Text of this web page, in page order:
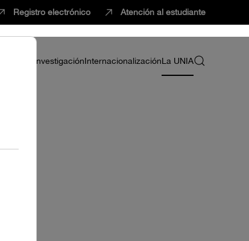
Registro electrónico Atención al estudiante
InvestigaciónInternacionalizaciónLa UNIA